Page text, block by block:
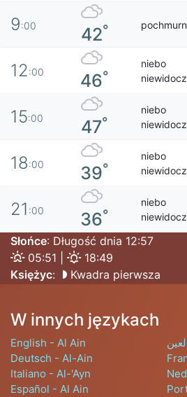
9:00 42°
12:00 46°
niebo
15:00 47°
niebo
18:00 39°
niebo
21 :00 36°
niebo
Słońce: Długość dnia 12:57
05:51 |
18:49
Księżyc: Kwadra pierwsza
W innych językach
English - Al Ain
Deutsch - Al-Ain
Italiano - Al-'Ayn
Español - Al Ain